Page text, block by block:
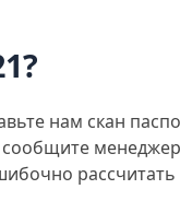
нам скан